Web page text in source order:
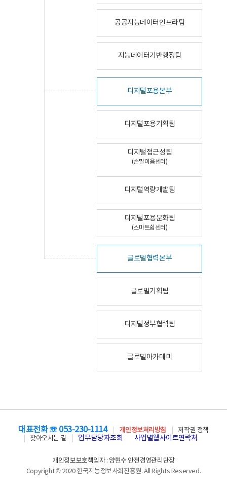
공공지능데이터인프라팀
지능데이터기반행정팀
디지털포용본부
디지털포용기획팀
디지털접근성팀
(손말이음센터)
디지털역량개발팀
디지털포용문화팀
(스마트쉼센터)
글로벌협력본부
글로벌기획팀
디지털정부협력팀
글로벌아카데미
대표전화 ☏ 053-230-1114 개인정보처리방침
저작권 정책
찾아오시는 길
업무담당자조회 사업별웹사이트연락처
개인정보보호책임자 : 양현수 안전경영관리단장
Copyright © 2020 한국지능정보사회진흥원. All Rights Reserved.